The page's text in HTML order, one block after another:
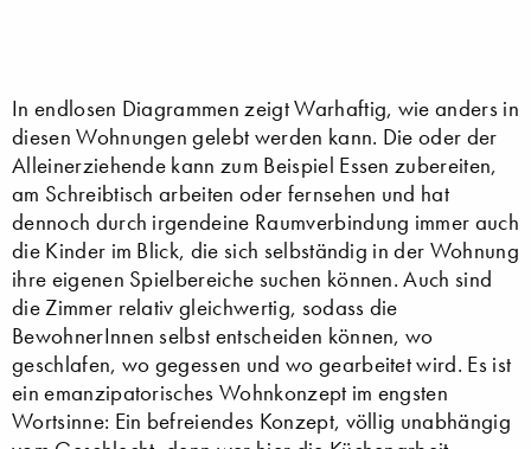
In endlosen Diagrammen zeigt Warhaftig, wie anders in
diesen Wohnungen gelebt werden kann. Die oder der
Alleinerziehende kann zum Beispiel Essen zubereiten,
am Schreibtisch arbeiten oder fernsehen und hat
dennoch durch irgendeine Raumverbindung immer auch
die Kinder im Blick, die sich selbständig in der Wohnung
ihre eigenen Spielbereiche suchen können. Auch sind
die Zimmer relativ gleichwertig, sodass die
BewohnerInnen selbst entscheiden können, wo
geschlafen, wo gegessen und wo gearbeitet wird. Es ist
ein emanzipatorisches Wohnkonzept im engsten
Wortsinne: Ein befreiendes Konzept, völlig unabhängig